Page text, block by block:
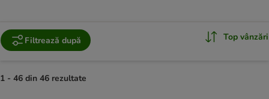
Filtrează după Top vânzări
1 - 46 din 46 rezultate